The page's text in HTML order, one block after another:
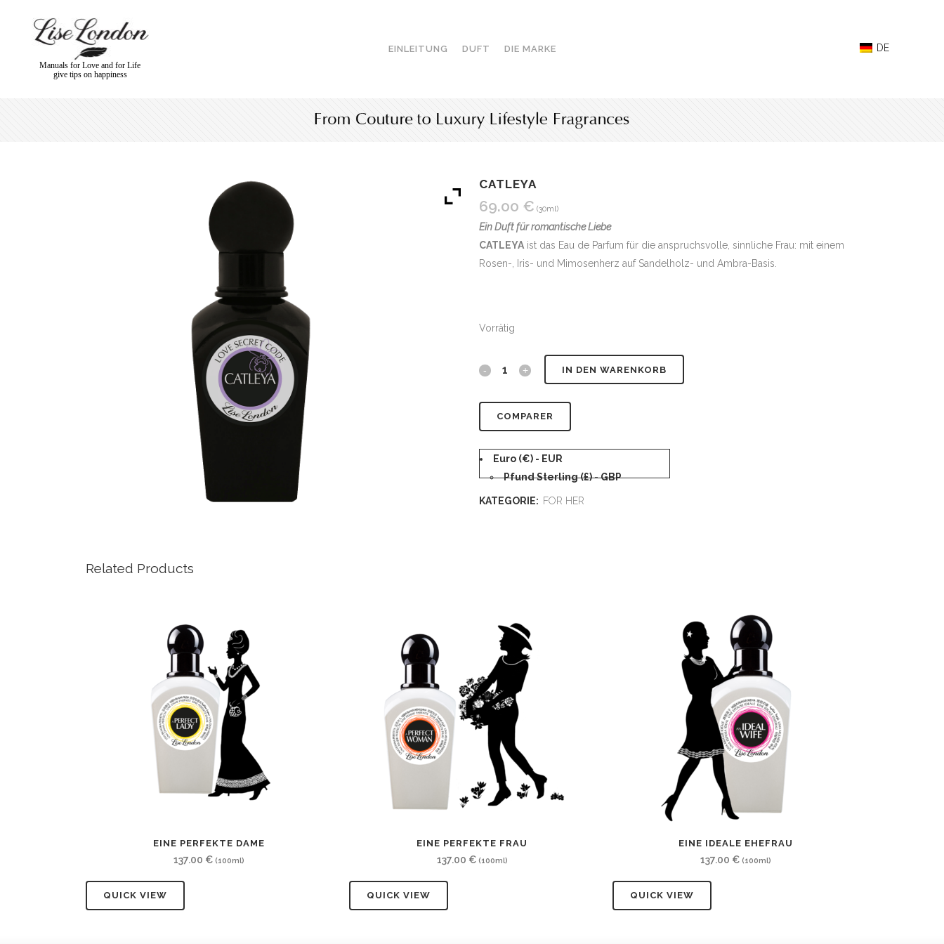
Manuals for Love and for Life
give tips on happiness
EINLEITUNG DUFT DIE MARKE
CATLEYA
69.00 € (30ml)
Ein Duft für romantische Liebe
CATLEYAist das Eau de Parfum für die anspruchsvolle, sinnliche Frau: mit einem
Rosen-, Iris- und Mimosenherz auf Sandelholz- und Ambra-Basis.
Vorrätig
IN DEN WARENKORB
COMPARER
Euro (€) - EUR
Pfund Sterling (£) - GBP
KATEGORIE: FOR HER
Related Products
EINE PERFEKTE DAME
137.00 €(100ml)
QUICK VIEW
EINE PERFEKTE FRAU
137.00 €(100ml)
QUICK VIEW
EINE IDEALE EHEFRAU
137.00 €(100ml)
QUICK VIEW